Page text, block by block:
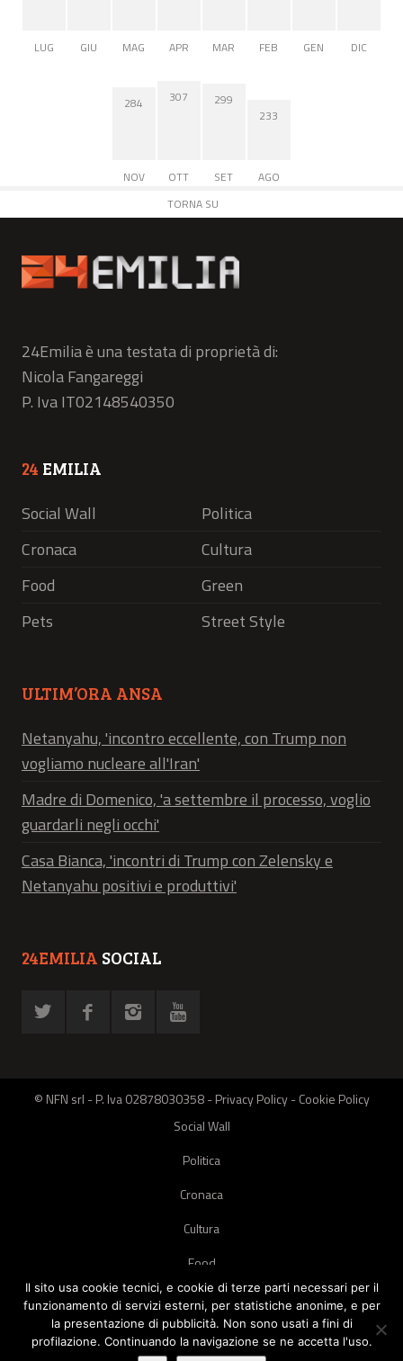
LUG GIU MAG APR MAR FEB GEN DIC
284
NOV
307
OTT
299
SET
233
AGO
TORNA SU
24Emilia è una testata di proprietà di:
Nicola Fangareggi
P. Iva IT02148540350
24 EMILIA
Social Wall
Politica
Cronaca
Cultura
Food
Green
Pets
Street Style
ULTIM’ORA ANSA
Netanyahu, 'incontro eccellente, con Trump non
vogliamo nucleare all'Iran'
Madre di Domenico, 'a settembre il processo, voglio
guardarli negli occhi'
Casa Bianca, 'incontri di Trump con Zelensky e
Netanyahu positivi e produttivi'
24EMILIA SOCIAL
© NFN srl - P. Iva 02878030358 -Privacy Policy-Cookie Policy
Social Wall
Politica
Cronaca
Cultura
Food
Green
Pets
Il sito usa cookie tecnici, e cookie di terze parti necessari per il
funzionamento di servizi esterni, per statistiche anonime, e per
la presentazione di pubblicità. Non sono usati a fini di
profilazione. Continuando la navigazione se ne accetta l'uso.